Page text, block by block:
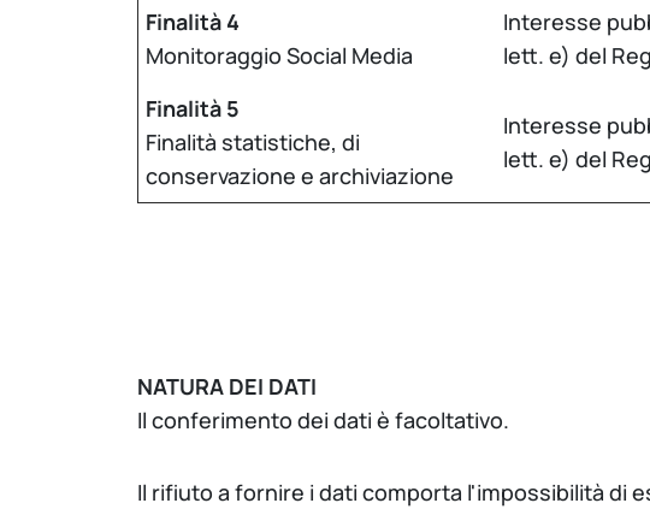
Finalità 4
Monitoraggio Social Media
Interesse
lett. e) del
Finalità 5
Finalità statistiche, di
conservazione e archiviazione
Interesse
lett. e) del
NATURA DEI DATI
Il conferimento dei dati è facoltativo.
Il rifiuto a fornire i dati comporta l'impossibilità di